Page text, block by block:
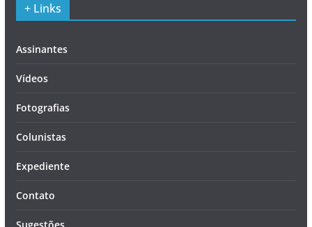
+ Links
Assinantes
Vídeos
Fotografias
Colunistas
Expediente
Contato